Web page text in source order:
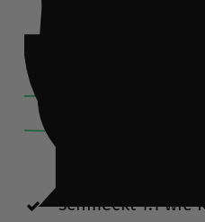
schmeckt 1:1 wie